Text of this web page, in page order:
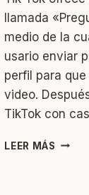
llamada
medio de la
usario enviar
perfil para
video.
TikTok con
LEER MÁS 20